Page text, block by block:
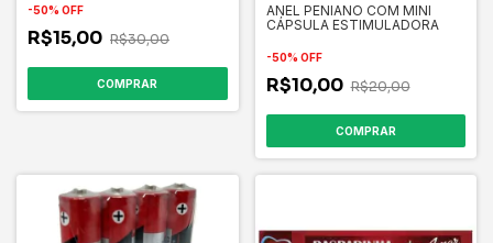
-50% OFF
R$15,00 R$30,00
COMPRAR
ANEL PENIANO COM MINI
CÁPSULA ESTIMULADORA
-50% OFF
R$10,00 R$20,00